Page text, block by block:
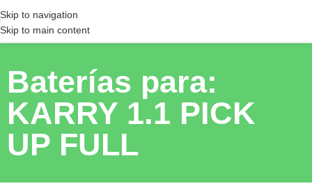
Skip to navigation
Skip to main content
Baterías para:
KARRY 1.1 PICK
UP FULL